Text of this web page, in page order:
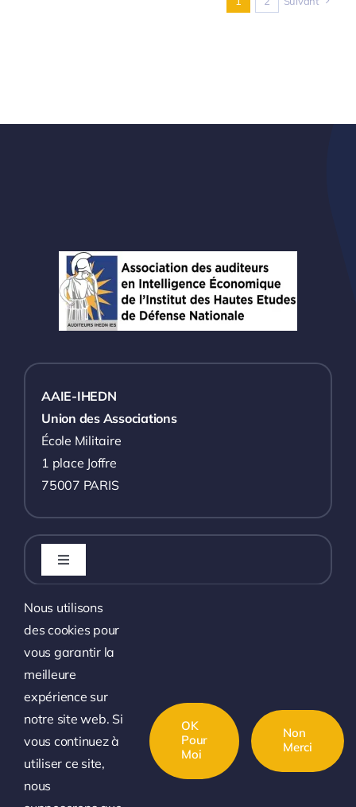
AAIE-IHEDN
Union des Associations
École Militaire
1 place Joffre
75007 PARIS
Toggle
Navigation
L’association
L’actualité
Liens utiles
Téléchargements
Toggle
Navigation
Les événements à venir
Les événements passés
Toggle
Navigation
Contacter AAIE-IHEDN
Adhérer à AAIE-IHEDN
Nous utilisons
des cookies pour
vous garantir la
meilleure
expérience sur
notre site web. Si
vous continuez à
utiliser ce site,
nous
OK
Pour
Moi
Non
Merci